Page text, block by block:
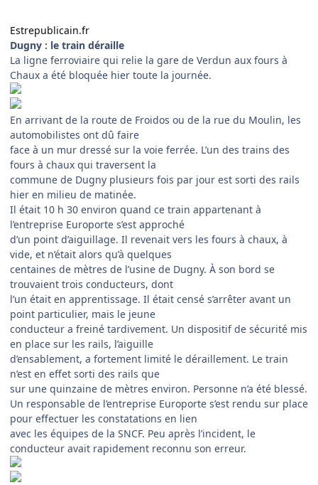
Estrepublicain.fr
Dugny : le train déraille
La ligne ferroviaire qui relie la gare de Verdun aux fours à
Chaux a été bloquée hier toute la journée.
En arrivant de la route de Froidos ou de la rue du Moulin, les
automobilistes ont dû faire
face à un mur dressé sur la voie ferrée. L’un des trains des
fours à chaux qui traversent la
commune de Dugny plusieurs fois par jour est sorti des rails
hier en milieu de matinée.
Il était 10 h 30 environ quand ce train appartenant à
l’entreprise Europorte s’est approché
d’un point d’aiguillage. Il revenait vers les fours à chaux, à
vide, et n’était alors qu’à quelques
centaines de mètres de l’usine de Dugny. À son bord se
trouvaient trois conducteurs, dont
l’un était en apprentissage. Il était censé s’arrêter avant un
point particulier, mais le jeune
conducteur a freiné tardivement. Un dispositif de sécurité mis
en place sur les rails, l’aiguille
d’ensablement, a fortement limité le déraillement. Le train
n’est en effet sorti des rails que
sur une quinzaine de mètres environ. Personne n’a été blessé.
Un responsable de l’entreprise Europorte s’est rendu sur place
pour effectuer les constatations en lien
avec les équipes de la SNCF. Peu après l’incident, le
conducteur avait rapidement reconnu son erreur.